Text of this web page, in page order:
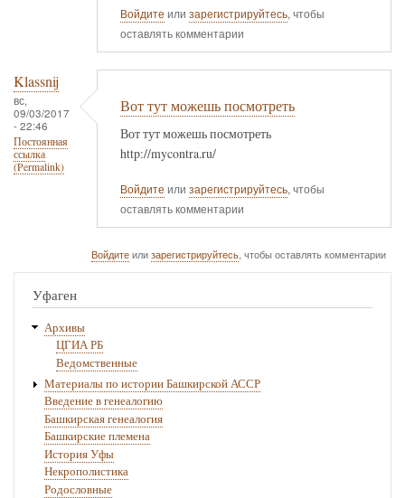
Войдите или зарегистрируйтесь, чтобы
оставлять комментарии
Klassnij
вс,
09/03/2017
- 22:46
Постоянная
ссылка
(Permalink)
Вот тут можешь посмотреть
Вот тут можешь посмотреть
http://mycontra.ru/
Войдите или зарегистрируйтесь, чтобы
оставлять комментарии
Войдитеилизарегистрируйтесь, чтобы оставлять комментарии
Уфаген
Архивы
ЦГИА РБ
Ведомственные
Материалы по истории Башкирской АССР
Введение в генеалогию
Башкирская генеалогия
Башкирские племена
История Уфы
Некрополистика
Родословные